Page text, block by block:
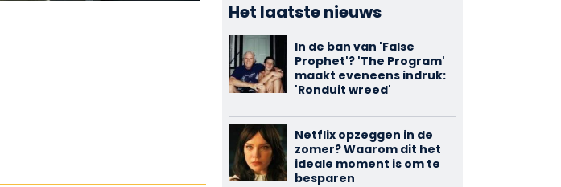
Het laatste nieuws
In de ban van 'False
Prophet'? 'The Program'
maakt eveneens indruk:
'Ronduit wreed'
Netflix opzeggen in de
zomer? Waarom dit het
ideale moment is om te
besparen